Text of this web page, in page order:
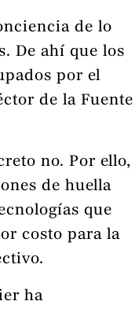
de lo
De ahí que los
por el
de la Fuente
no. Por ello,
de huella
que
costo para la
ha